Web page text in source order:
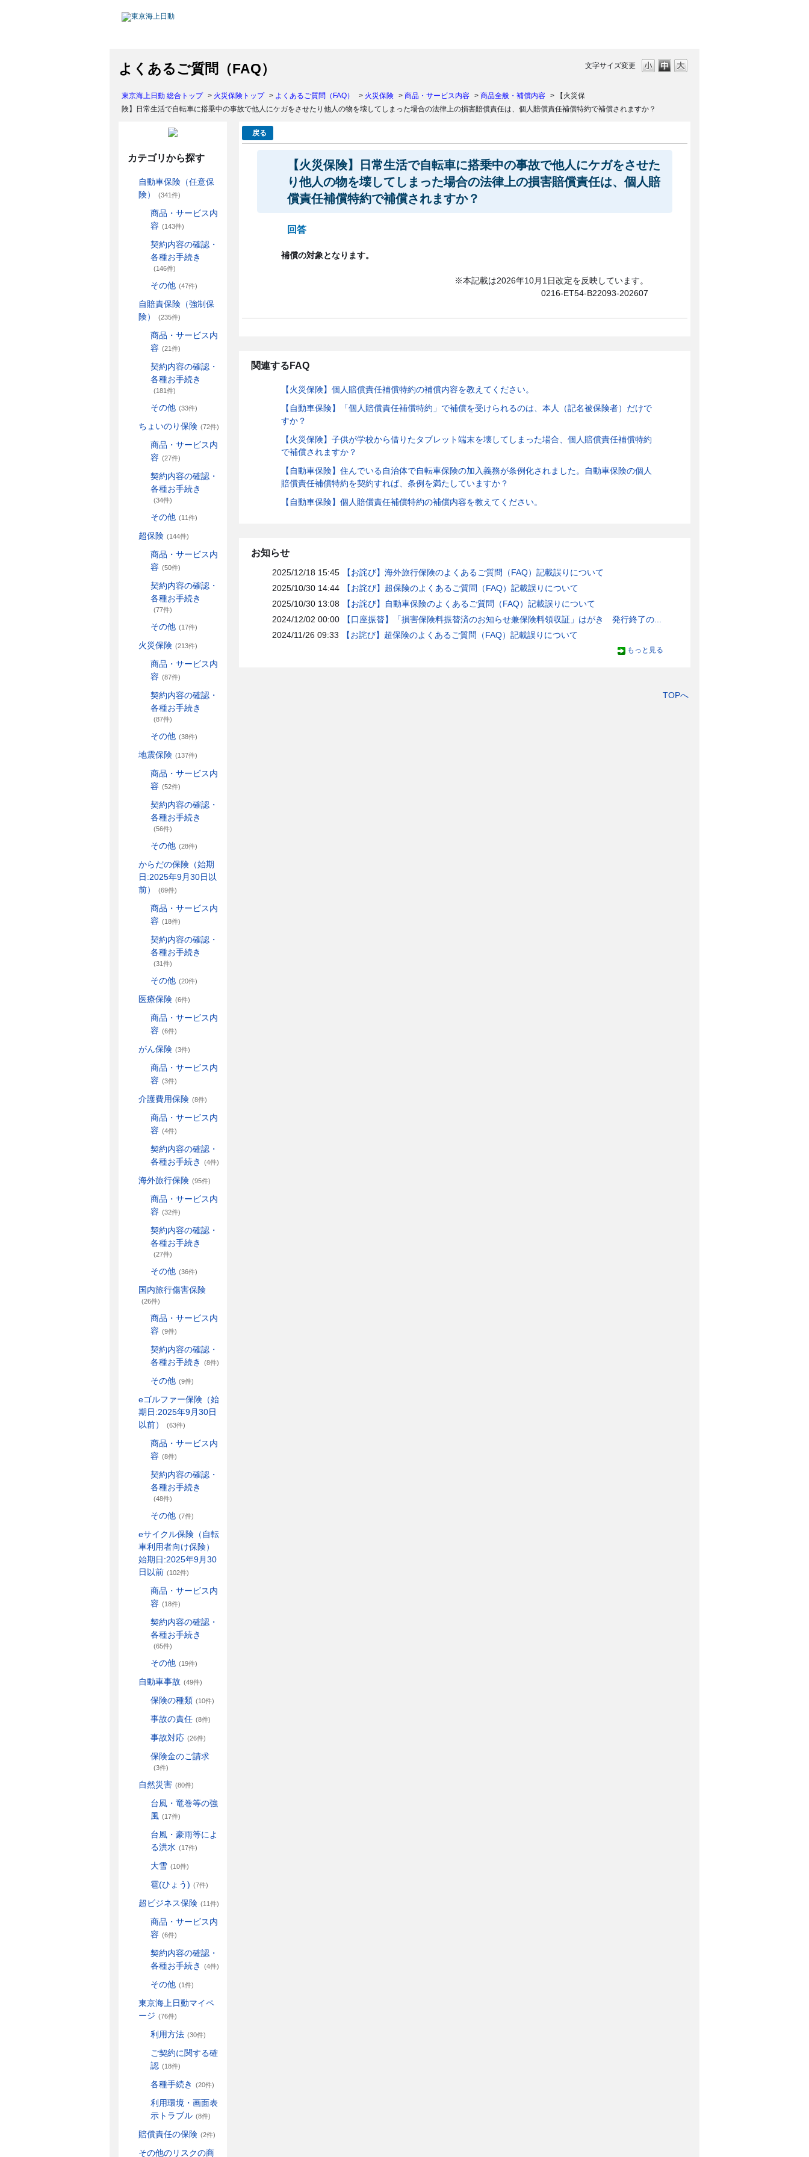
よくあるご質問（FAQ） 文字サイズ変更
東京海上日動 総合トップ > 火災保険トップ > よくあるご質問（FAQ） > 火災保険 > 商品・サービス内容 > 商品全般・補償内容 >
【火災保
険】日常生活で自転車に搭乗中の事故で他人にケガをさせたり他人の物を壊してしまった場合の法律上の損害賠償責任は、個人賠償責任補償特約で補償されますか？
カテゴリから探す
自動車保険（任意保
険）
(341件)
商品・サービス内
容 (143件)
契約内容の確認・
各種お手続き
(146件)
その他 (47件)
自賠責保険（強制保
険）
(235件)
商品・サービス内
容 (21件)
契約内容の確認・
各種お手続き
(181件)
その他 (33件)
ちょいのり保険 (72件)
商品・サービス内
容 (27件)
契約内容の確認・
各種お手続き
(34件)
その他 (11件)
超保険 (144件)
商品・サービス内
容 (50件)
契約内容の確認・
各種お手続き
(77件)
その他 (17件)
火災保険 (213件)
商品・サービス内
容 (87件)
契約内容の確認・
各種お手続き
(87件)
その他 (38件)
地震保険 (137件)
商品・サービス内
容 (52件)
契約内容の確認・
各種お手続き
(56件)
その他 (28件)
からだの保険（始期
日:2025年9月30日以
前）
(69件)
商品・サービス内
容 (18件)
契約内容の確認・
各種お手続き
(31件)
その他 (20件)
医療保険 (6件)
商品・サービス内
容 (6件)
がん保険 (3件)
商品・サービス内
容 (3件)
介護費用保険 (8件)
商品・サービス内
容 (4件)
契約内容の確認・
各種お手続き
(4件)
海外旅行保険 (95件)
商品・サービス内
容 (32件)
契約内容の確認・
各種お手続き
(27件)
その他 (36件)
国内旅行傷害保険
(26件)
商品・サービス内
容 (9件)
契約内容の確認・
各種お手続き
(8件)
その他 (9件)
eゴルファー保険（始
期日:2025年9月30日
以前）
(63件)
商品・サービス内
容 (8件)
契約内容の確認・
各種お手続き
(48件)
その他 (7件)
eサイクル保険（自転
車利用者向け保険）
始期日:2025年9月30
日以前 (102件)
商品・サービス内
容 (18件)
契約内容の確認・
各種お手続き
(65件)
その他 (19件)
自動車事故 (49件)
保険の種類 (10件)
事故の責任 (8件)
事故対応 (26件)
保険金のご請求
(3件)
自然災害 (80件)
台風・竜巻等の強
風 (17件)
台風・豪雨等によ
る洪水 (17件)
大雪 (10件)
雹(ひょう) (7件)
超ビジネス保険 (11件)
商品・サービス内
容 (6件)
契約内容の確認・
各種お手続き
(4件)
その他 (1件)
東京海上日動マイペ
ージ (76件)
利用方法 (30件)
ご契約に関する確
認 (18件)
各種手続き (20件)
利用環境・画面表
示トラブル (8件)
賠償責任の保険 (2件)
その他のリスクの商
戻る
【火災保険】日常生活で自転車に搭乗中の事故で他人にケガをさせた
り他人の物を壊してしまった場合の法律上の損害賠償責任は、個人賠
償責任補償特約で補償されますか？
回答
補償の対象となります。
※本記載は2026年10月1日改定を反映しています。
0216-ET54-B22093-202607
関連するFAQ
【火災保険】個人賠償責任補償特約の補償内容を教えてください。
【自動車保険】「個人賠償責任補償特約」で補償を受けられるのは、本人（記名被保険者）だけで
すか？
【火災保険】子供が学校から借りたタブレット端末を壊してしまった場合、個人賠償責任補償特約
で補償されますか？
【自動車保険】住んでいる自治体で自転車保険の加入義務が条例化されました。自動車保険の個人
賠償責任補償特約を契約すれば、条例を満たしていますか？
【自動車保険】個人賠償責任補償特約の補償内容を教えてください。
お知らせ
2025/12/18 15:45
【お詫び】海外旅行保険のよくあるご質問（FAQ）記載誤りについて
2025/10/30 14:44
【お詫び】超保険のよくあるご質問（FAQ）記載誤りについて
2025/10/30 13:08
【お詫び】自動車保険のよくあるご質問（FAQ）記載誤りについて
2024/12/02 00:00
【口座振替】「損害保険料振替済のお知らせ兼保険料領収証」はがき 発行終了の...
2024/11/26 09:33
【お詫び】超保険のよくあるご質問（FAQ）記載誤りについて
もっと見る
TOPへ